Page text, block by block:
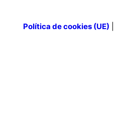
Política de cookies (UE)